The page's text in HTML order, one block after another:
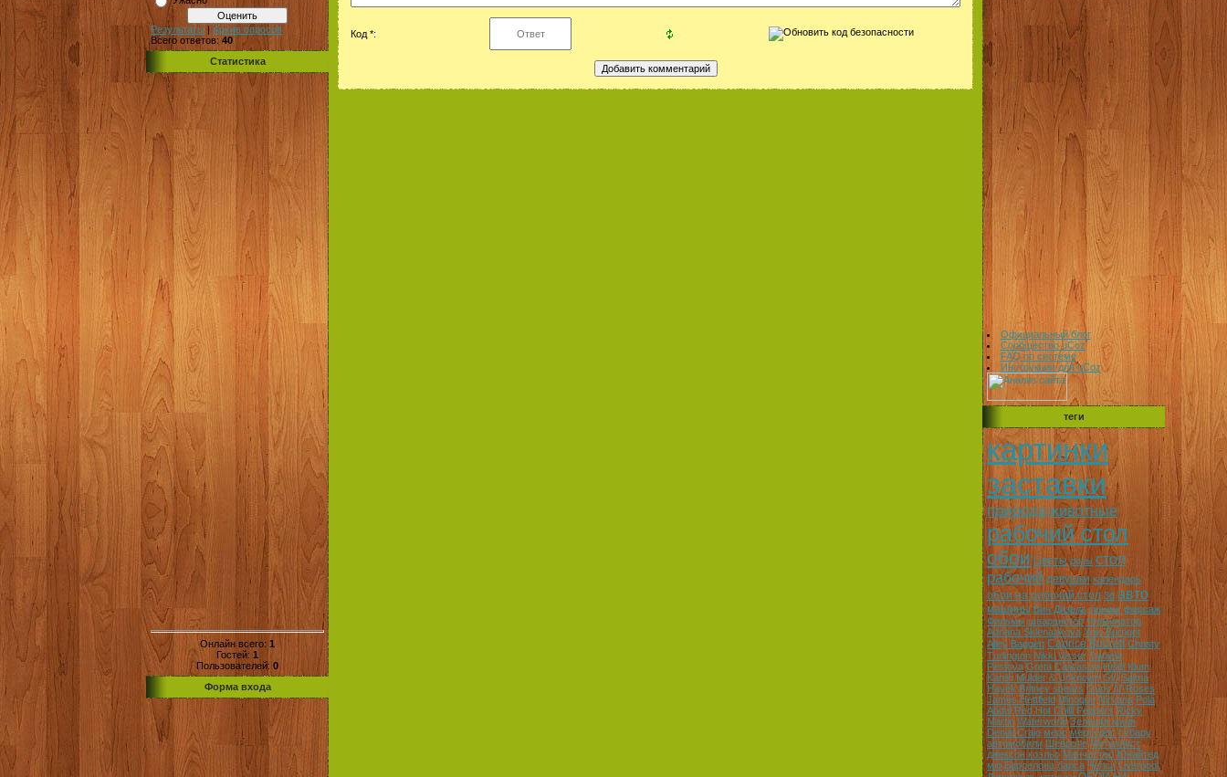
Результаты | Архив опросов
Всего ответов: 40
Статистика
Онлайн всего: 1
Гостей: 1
Пользователей: 0
Форма входа
Код *:
Официальный блог
Сообщество uCoz
FAQ по системе
Инструкции для uCoz
теги
картинки
заставки
природаживотные
рабочий стол
обои Цветы розы стол
рабочий девушки календарь
обои на робочий стол 3d авто
машины Вин Дизель тюнинг форсаж
Фильмы шварцнегер терминатор
Adriana Sklenarikova Xojo Burngot
Alley Baggett Caprice Bourett Christy
Turlington Nikki Visser Daniela
Pestova Greta Caiwasoni Heidi Klum
Karen Mulder & Unknown Girl Salma
Hayek Britney spears Guns N' Roses
James Hettfield Minoque Nirvana Pola
Abdul Red Hot Chilli Peppers Ricky
Martin Waterworld Зеленая миля
Denial Craig мерс мерседес субару
автомобили Шевроле Металлист
джексон коэльо Манчестер Юнайтед
мю Барселона барса Челси Liverpool